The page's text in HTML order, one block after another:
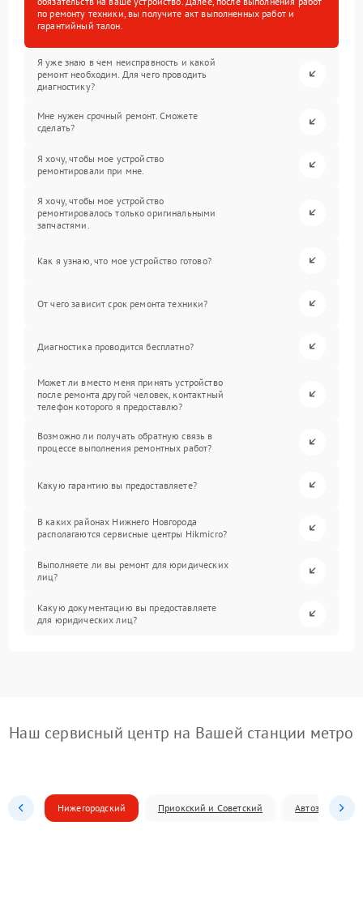
по ремонту техники, вы получите акт выполненных работ и
гарантийный талон.
Я уже знаю в чем неисправность и какой
ремонт необходим. Для чего проводить
диагностику?
Мне нужен срочный ремонт. Сможете
сделать?
Я хочу, чтобы мое устройство
ремонтировали при мне.
Я хочу, чтобы мое устройство
ремонтировалось только оригинальными
запчастями.
Как я узнаю, что мое устройство готово?
От чего зависит срок ремонта техники?
Диагностика проводится бесплатно?
Может ли вместо меня принять устройство
после ремонта другой человек, контактный
телефон которого я предоставлю?
Возможно ли получать обратную связь в
процессе выполнения ремонтных работ?
Какую гарантию вы предоставляете?
В каких районах Нижнего Новгорода
располагаются сервисные центры Hikmicro?
Выполняете ли вы ремонт для юридических
лиц?
Какую документацию вы предоставляете
для юридических лиц?
Наш сервисный центр на Вашей станции метро
Нижегородский Приокский и Советский Автозаводский